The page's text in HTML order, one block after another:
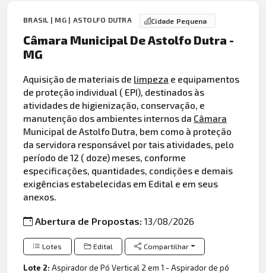
BRASIL | MG | ASTOLFO DUTRA Cidade Pequena
Câmara Municipal De Astolfo Dutra -
MG
Aquisição de materiais de limpeza e equipamentos
de proteção individual ( EPI), destinados às
atividades de higienização, conservação, e
manutenção dos ambientes internos da Câmara
Municipal de Astolfo Dutra, bem como à proteção
da servidora responsável por tais atividades, pelo
período de 12 ( doze) meses, conforme
especificações, quantidades, condições e demais
exigências estabelecidas em Edital e em seus
anexos.
Abertura de Propostas:13/08/2026
Lotes Edital Compartilhar
Lote 2:Aspirador de Pó Vertical 2 em 1 - Aspirador de pó